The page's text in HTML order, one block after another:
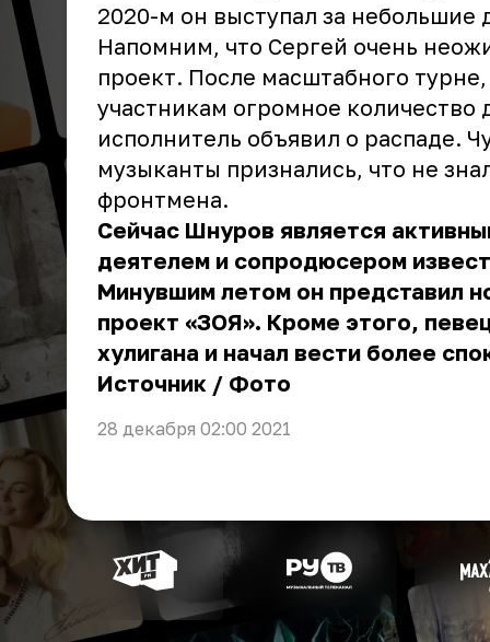
2020-м он выступал за небольшие
Напомним, что Сергей очень
проект. После масштабного
участникам огромное количество
исполнитель объявил о распаде.
музыканты признались, что не
фронтмена.
Сейчас Шнуров является
деятелем и сопродюсером
Минувшим летом он представил
проект «ЗОЯ». Кроме этого,
хулигана и начал вести более
Источник / Фото
28 декабря 02:00 2021